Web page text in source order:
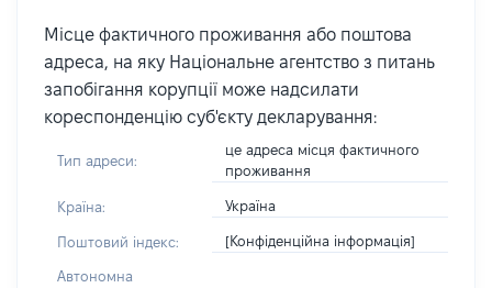
Місце фактичного проживання або поштова
адреса, на яку Національне агентство з питань
запобігання корупції може надсилати
кореспонденцію суб'єкту декларування:
Тип адреси:
це адреса місця фактичного
проживання
Країна: Україна
Поштовий індекс: [Конфіденційна інформація]
Автономна